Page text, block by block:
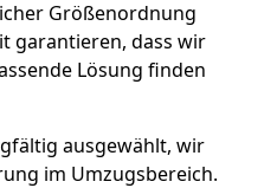
Größenordnung
garantieren, dass wir
Lösung finden
ausgewählt, wir
im Umzugsbereich.